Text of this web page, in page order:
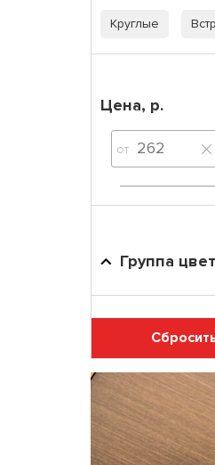
Круглые
Цена, р.
от
Группа